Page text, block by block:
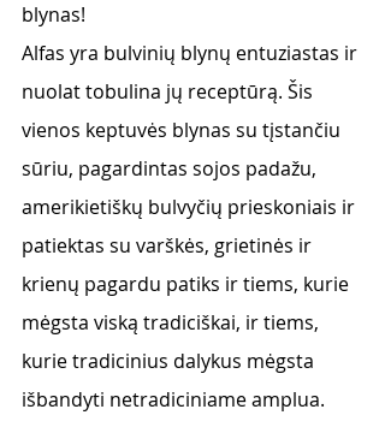
blynas!
Alfas yra bulvinių blynų entuziastas ir
nuolat tobulina jų receptūrą. Šis
vienos keptuvės blynas su tįstančiu
sūriu, pagardintas sojos padažu,
amerikietiškų bulvyčių prieskoniais ir
patiektas su varškės, grietinės ir
krienų pagardu patiks ir tiems, kurie
mėgsta viską tradiciškai, ir tiems,
kurie tradicinius dalykus mėgsta
išbandyti netradiciniame amplua.